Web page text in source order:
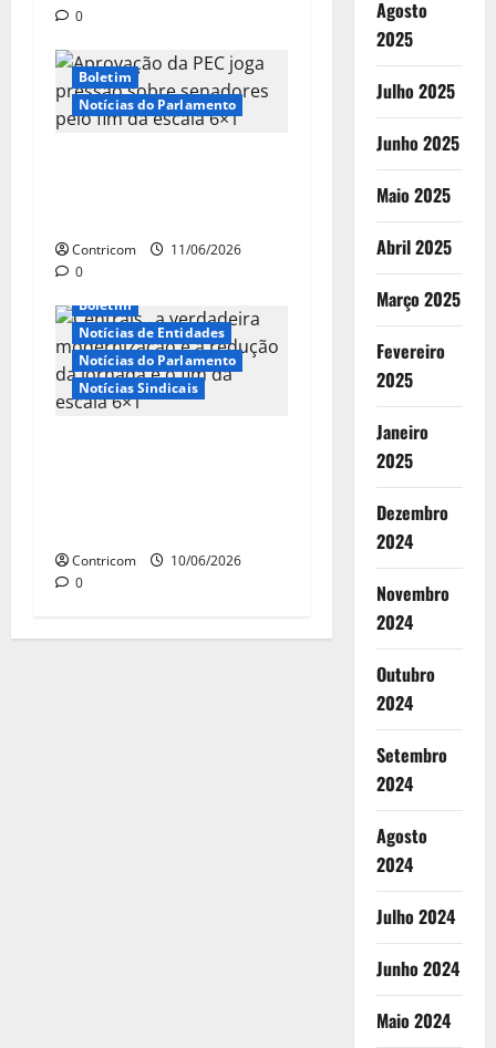
t
i
g
0
Boletim
Notícias do Parlamento
Contricom
11/06/2026
0
Boletim
Notícias de Entidades
Notícias do Parlamento
Notícias Sindicais
Contricom
10/06/2026
0
Agosto
2025
Julho 2025
Junho 2025
Maio 2025
Abril 2025
Março 2025
Fevereiro
2025
Janeiro
2025
Dezembro
2024
Novembro
2024
Outubro
2024
Setembro
2024
Agosto
2024
Julho 2024
Junho 2024
Maio 2024